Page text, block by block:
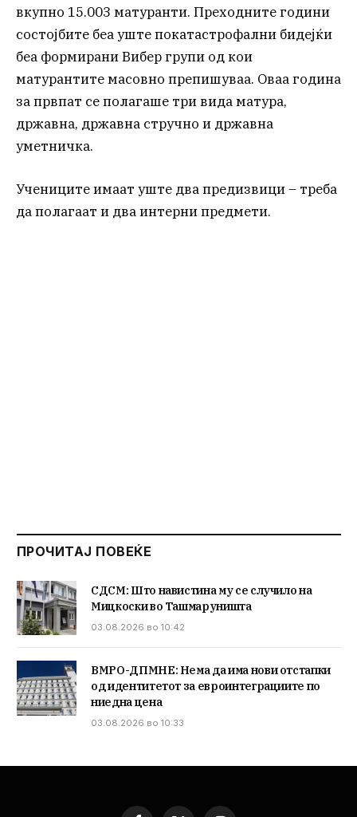
вкупно 15.003 матуранти. Преходните години
состојбите беа уште покатастрофални бидејќи
беа формирани Вибер групи од кои
матурантите масовно препишуваа. Оваа година
за првпат се полагаше три вида матура,
државна, државна стручно и државна
уметничка.
Учениците имаат уште два предизвици – треба
да полагаат и два интерни предмети.
ПРОЧИТАЈ ПОВЕЌЕ
СДСМ: Што навистина му се случило на
Мицкоски во Ташмаруништа
03.08.2026 во 10:42
ВМРО-ДПМНЕ: Нема да има нови отстапки
од идентитетот за евроинтеграциите по
ниедна цена
03.08.2026 во 10:33